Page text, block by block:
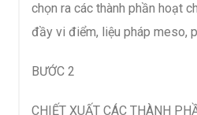
chọn ra các thành phần hoạt
đầy vi điểm, liệu pháp meso,
BƯỚC 2
CHIẾT XUẤT CÁC THÀNH